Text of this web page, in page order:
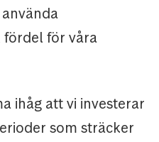
för våra
ihåg att vi investerar
som sträcker